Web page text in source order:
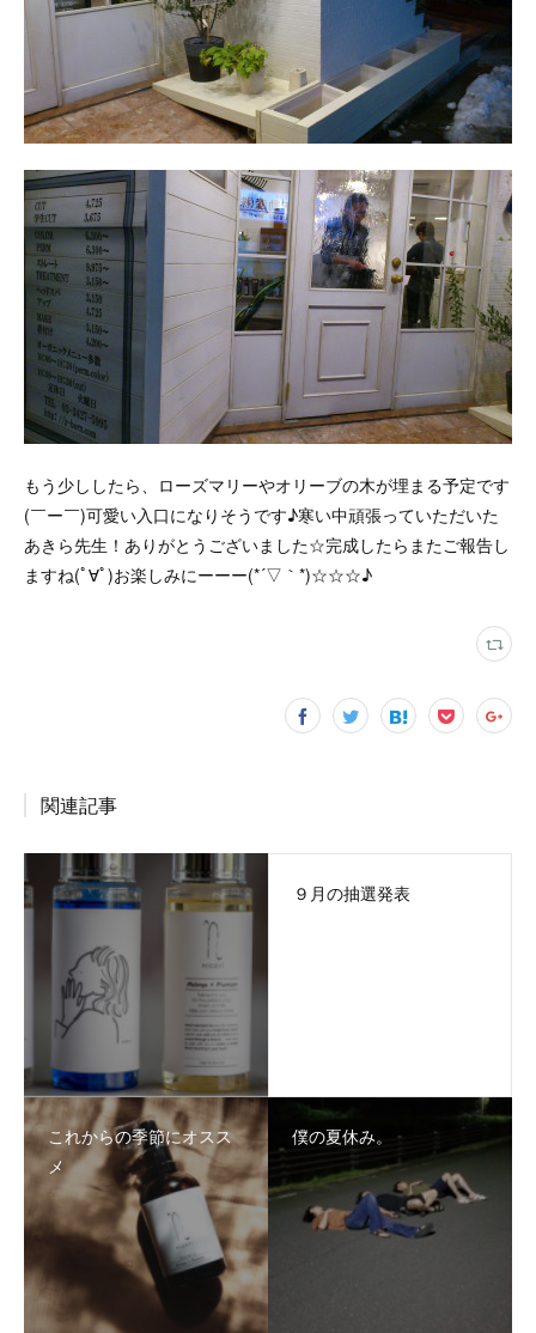
もう少ししたら、ローズマリーやオリーブの木が埋まる予定です
(￣ー￣)可愛い入口になりそうです♪寒い中頑張っていただいた
あきら先生！ありがとうございました☆完成したらまたご報告し
ますね(ﾟ∀ﾟ)お楽しみにーーー(*´▽｀*)☆☆☆♪
関連記事
９月の抽選発表
これからの季節にオスス
メ
僕の夏休み。